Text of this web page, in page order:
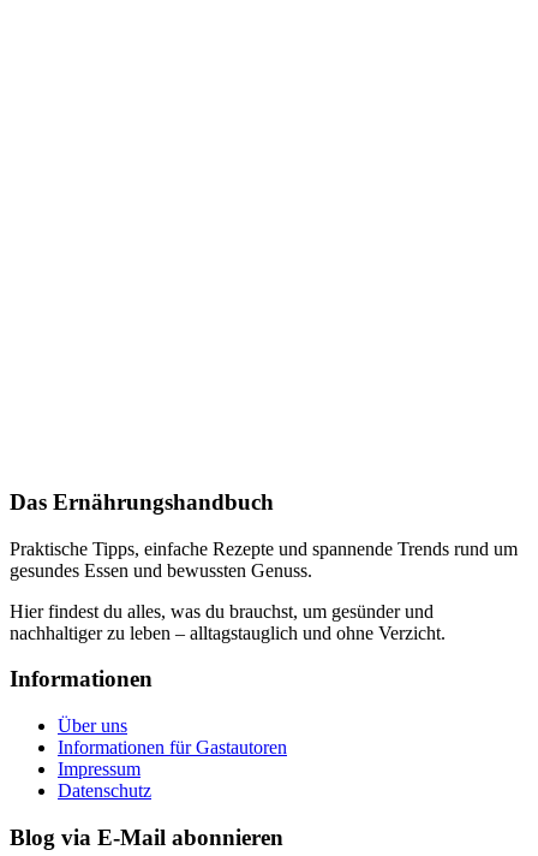
Das Ernährungshandbuch
Praktische Tipps, einfache Rezepte und spannende Trends rund um
gesundes Essen und bewussten Genuss.
Hier findest du alles, was du brauchst, um gesünder und
nachhaltiger zu leben – alltagstauglich und ohne Verzicht.
Informationen
Über uns
Informationen für Gastautoren
Impressum
Datenschutz
Blog via E-Mail abonnieren